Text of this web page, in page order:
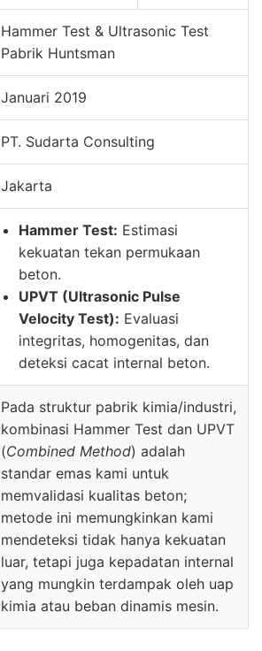
Hammer Test & Ultrasonic Test
Pabrik Huntsman
Januari 2019
PT. Sudarta Consulting
Jakarta
Hammer Test: Estimasi
kekuatan tekan permukaan
beton.
UPVT (Ultrasonic Pulse
Velocity Test): Evaluasi
integritas, homogenitas, dan
deteksi cacat internal beton.
Pada struktur pabrik kimia/industri,
kombinasi Hammer Test dan UPVT
(Combined Method) adalah
standar emas kami untuk
memvalidasi kualitas beton;
metode ini memungkinkan kami
mendeteksi tidak hanya kekuatan
luar, tetapi juga kepadatan internal
yang mungkin terdampak oleh uap
kimia atau beban dinamis mesin.